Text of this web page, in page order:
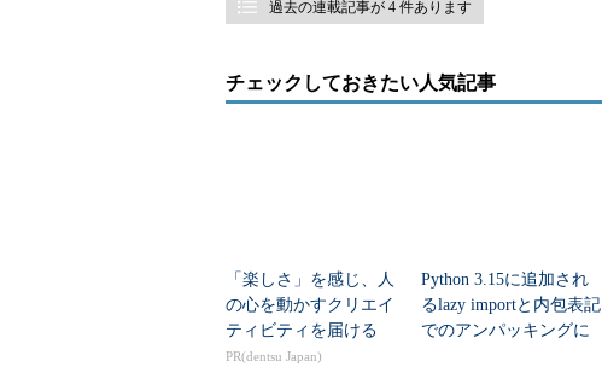
過去の連載記事が 4 件あります
チェックしておきたい人気記事
「楽しさ」を感じ、人
の心を動かすクリエイ
ティビティを届ける
PR(dentsu Japan)
Python 3.15に追加され
るlazy importと内包表記
でのアンパッキングに